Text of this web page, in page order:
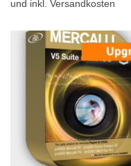
und inkl. Versandkosten